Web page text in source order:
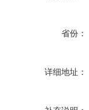
省份：
详细地址：